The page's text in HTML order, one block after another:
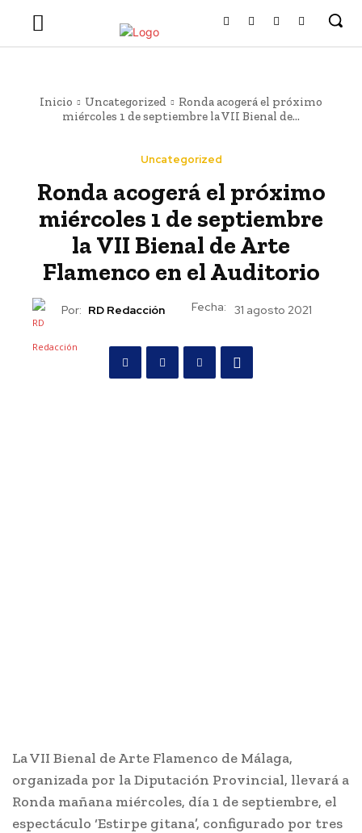
Inicio Uncategorized
Ronda acogerá el próximo
miércoles 1 de septiembre la VII Bienal de...
Uncategorized
Ronda acogerá el próximo
miércoles 1 de septiembre
la VII Bienal de Arte
Flamenco en el Auditorio
Por: RD Redacción Fecha: 31 agosto 2021
La VII Bienal de Arte Flamenco de Málaga,
organizada por la Diputación Provincial, llevará a
Ronda mañana miércoles, día 1 de septiembre, el
espectáculo ‘Estirpe gitana’, configurado por tres